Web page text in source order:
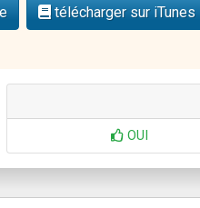
télécharger sur iTunes
OUI